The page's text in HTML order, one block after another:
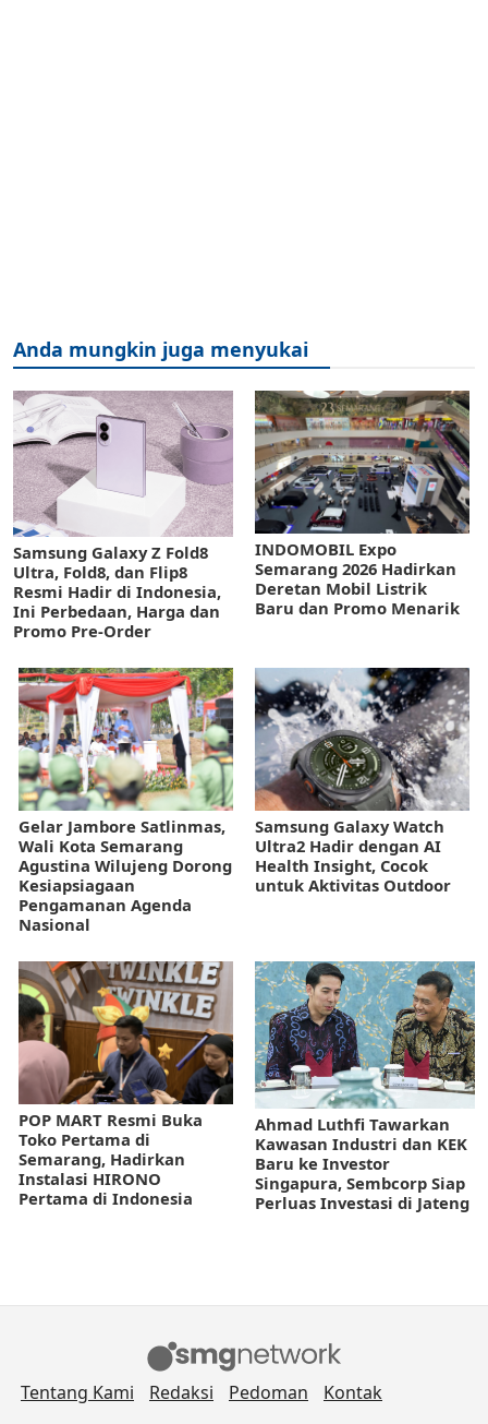
Anda mungkin juga menyukai
Samsung Galaxy Z Fold8
Ultra, Fold8, dan Flip8
Resmi Hadir di Indonesia,
Ini Perbedaan, Harga dan
Promo Pre-Order
INDOMOBIL Expo
Semarang 2026 Hadirkan
Deretan Mobil Listrik
Baru dan Promo Menarik
Gelar Jambore Satlinmas,
Wali Kota Semarang
Agustina Wilujeng Dorong
Kesiapsiagaan
Pengamanan Agenda
Nasional
Samsung Galaxy Watch
Ultra2 Hadir dengan AI
Health Insight, Cocok
untuk Aktivitas Outdoor
POP MART Resmi Buka
Toko Pertama di
Semarang, Hadirkan
Instalasi HIRONO
Pertama di Indonesia
Ahmad Luthfi Tawarkan
Kawasan Industri dan KEK
Baru ke Investor
Singapura, Sembcorp Siap
Perluas Investasi di Jateng
Tentang Kami Redaksi Pedoman Kontak